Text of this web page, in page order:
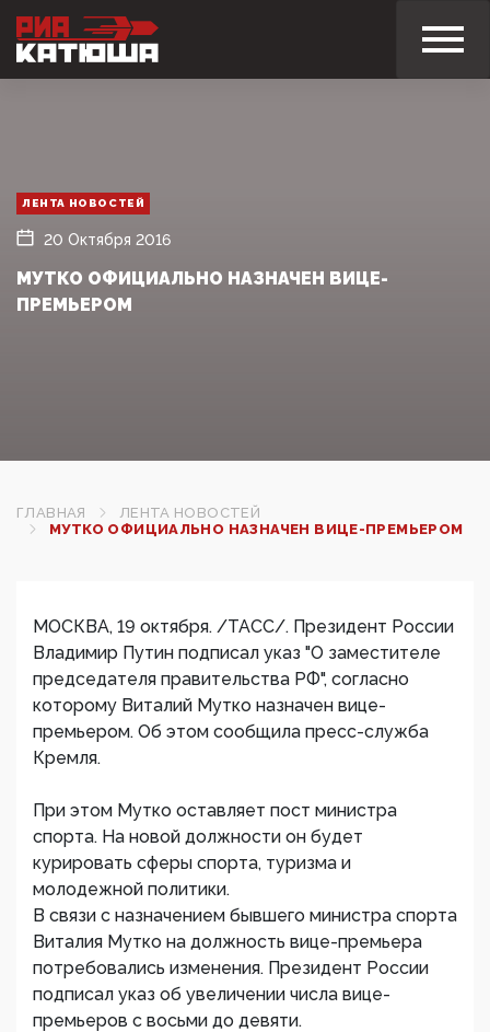
ЛЕНТА НОВОСТЕЙ
20 Октября 2016
МУТКО ОФИЦИАЛЬНО НАЗНАЧЕН ВИЦЕ-
ПРЕМЬЕРОМ
ГЛАВНАЯ
ЛЕНТА НОВОСТЕЙ
МУТКО ОФИЦИАЛЬНО НАЗНАЧЕН ВИЦЕ-ПРЕМЬЕРОМ
МОСКВА, 19 октября. /ТАСС/. Президент России
Владимир Путин подписал указ "О заместителе
председателя правительства РФ", согласно
которому Виталий Мутко назначен вице-
премьером. Об этом сообщила пресс-служба
Кремля.
При этом Мутко оставляет пост министра
спорта. На новой должности он будет
курировать сферы спорта, туризма и
молодежной политики.
В связи с назначением бывшего министра спорта
Виталия Мутко на должность вице-премьера
потребовались изменения. Президент России
подписал указ об увеличении числа вице-
премьеров с восьми до девяти.